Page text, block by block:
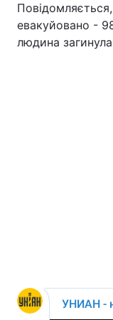
евакуйовано -
людина